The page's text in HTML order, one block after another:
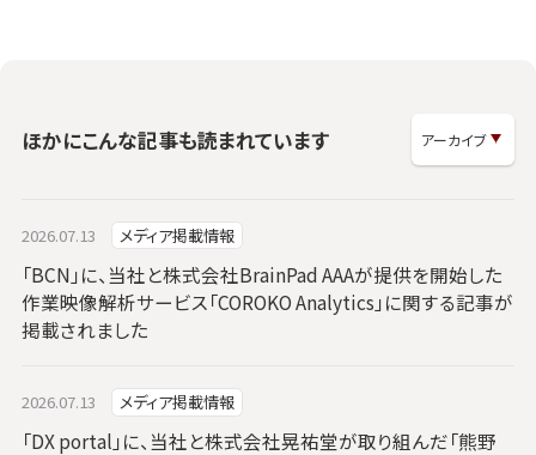
ほかにこんな記事も読まれています
2026.07.13 メディア掲載情報
「BCN」に、当社と株式会社BrainPad AAAが提供を開始した
作業映像解析サービス「COROKO Analytics」に関する記事が
掲載されました
2026.07.13 メディア掲載情報
「DX portal」に、当社と株式会社晃祐堂が取り組んだ「熊野